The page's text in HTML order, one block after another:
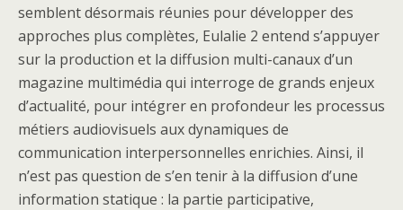
semblent désormais réunies pour développer des
approches plus complètes, Eulalie 2 entend s’appuyer
sur la production et la diffusion multi-canaux d’un
magazine multimédia qui interroge de grands enjeux
d’actualité, pour intégrer en profondeur les processus
métiers audiovisuels aux dynamiques de
communication interpersonnelles enrichies. Ainsi, il
n’est pas question de s’en tenir à la diffusion d’une
information statique : la partie participative,